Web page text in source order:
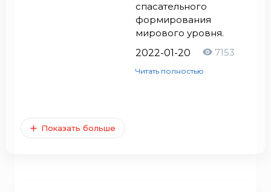
спасательного
формирования
мирового уровня.
2022-01-20
7153
Читать полностью
Показать больше